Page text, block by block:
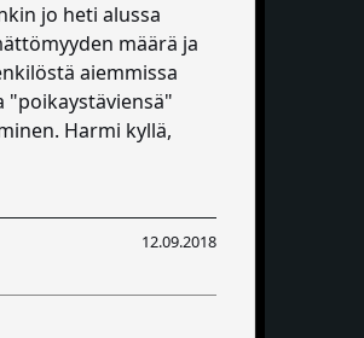
jo heti alussa
määrä ja
aiemmissa
"poikaystäviensä"
Harmi kyllä,
12.09.2018